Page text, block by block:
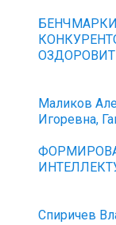
Маликов
Игоревна,
Спиричев